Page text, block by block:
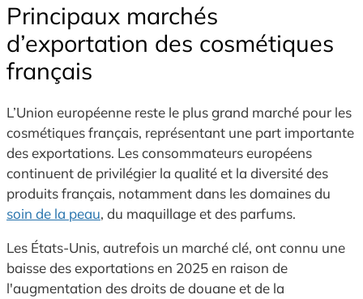
Principaux marchés
d’exportation des cosmétiques
français
L’Union européenne reste le plus grand marché pour les
cosmétiques français, représentant une part importante
des exportations. Les consommateurs européens
continuent de privilégier la qualité et la diversité des
produits français, notamment dans les domaines du
soin de la peau, du maquillage et des parfums.
Les États-Unis, autrefois un marché clé, ont connu une
baisse des exportations en 2025 en raison de
l'augmentation des droits de douane et de la